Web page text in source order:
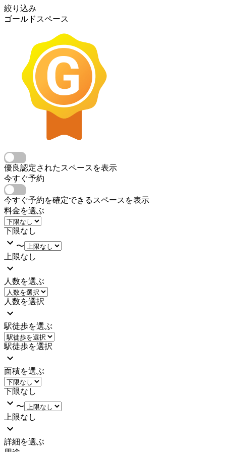
絞り込み
ゴールドスペース
優良認定されたスペースを表示
今すぐ予約
今すぐ予約を確定できるスペースを表示
料金を選ぶ
下限なし
〜
上限なし
人数を選ぶ
人数を選択
駅徒歩を選ぶ
駅徒歩を選択
面積を選ぶ
下限なし
〜
上限なし
詳細を選ぶ